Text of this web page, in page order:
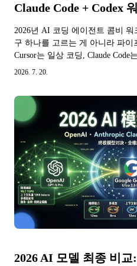
Claude Code + Codex
2026년 AI 코딩 에이전트 콤비
구 하나를 고르는 게 아니라 파
Cursor는 일상 코딩, Claude Code
동기 작업을 담당하고, MCP 프로
2026. 7. 20.
2026 AI 모델 최종 비교